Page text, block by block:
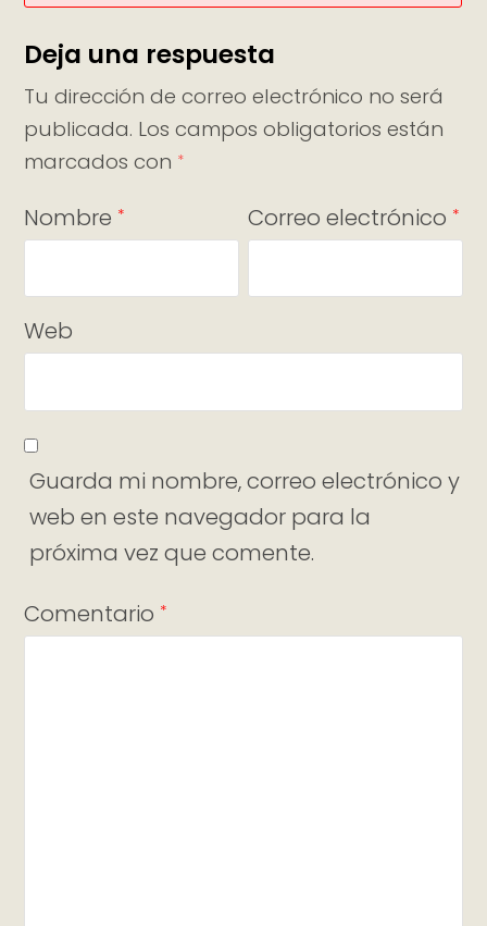
Deja una respuesta
Tu dirección de correo electrónico no será
publicada. Los campos obligatorios están
marcados con *
Nombre * Correo electrónico *
Web
Guarda mi nombre, correo electrónico y
web en este navegador para la
próxima vez que comente.
Comentario *